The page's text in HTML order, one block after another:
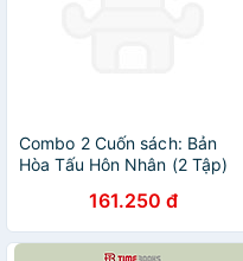
Combo 2 Cuốn sách: Bản
Hòa Tấu Hôn Nhân (2 Tập)
161.250 đ